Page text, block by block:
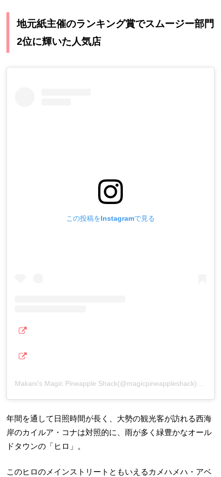
地元紙主催のランキング賞でスムージー部門
2位に輝いた人気店
この投稿をInstagramで見る
年間を通して日照時間が長く、大勢の観光客が訪れる西海
岸のカイルア・コナは対照的に、雨が多く緑豊かなオール
ドタウンの「ヒロ」。
このヒロのメインストリートともいえるカメハメハ・アベ